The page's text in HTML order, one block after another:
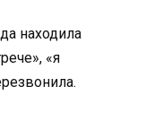
находила
«я